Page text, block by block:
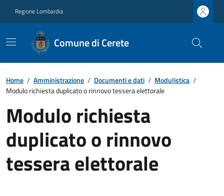
Regione Lombardia
Comune di Cerete
Home / Amministrazione / Documenti e dati / Modulistica /
Modulo richiesta duplicato o rinnovo tessera elettorale
Modulo richiesta
duplicato o rinnovo
tessera elettorale